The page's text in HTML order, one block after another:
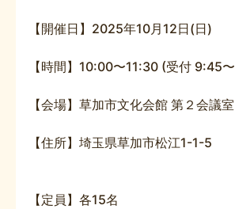
【開催日】2025年10月12日(日)
【時間】10:00〜11:30 (受付 9:45
【会場】草加市文化会館 第２会議室
【住所】埼玉県草加市松江1-1-5
【定員】各15名